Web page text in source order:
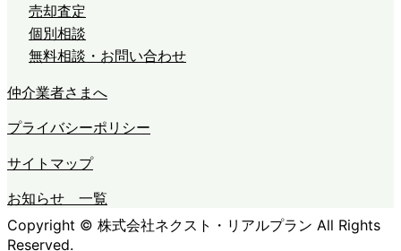
売却査定
個別相談
無料相談・お問い合わせ
仲介業者さまへ
プライバシーポリシー
サイトマップ
お知らせ 一覧
Copyright © 株式会社ネクスト・リアルプラン All Rights
Reserved.